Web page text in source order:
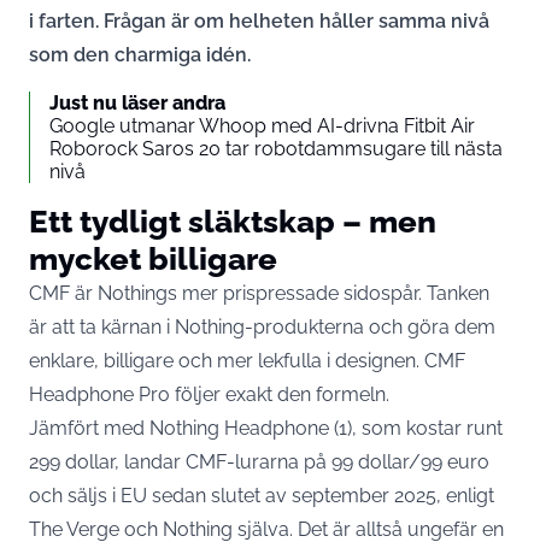
i farten. Frågan är om helheten håller samma nivå
som den charmiga idén.
Just nu läser andra
Google utmanar Whoop med AI-drivna Fitbit Air
Roborock Saros 20 tar robotdammsugare till nästa
nivå
Ett tydligt släktskap – men
mycket billigare
CMF är Nothings mer prispressade sidospår. Tanken
är att ta kärnan i Nothing-produkterna och göra dem
enklare, billigare och mer lekfulla i designen. CMF
Headphone Pro följer exakt den formeln.
Jämfört med Nothing Headphone (1), som kostar runt
299 dollar, landar CMF-lurarna på 99 dollar/99 euro
och säljs i EU sedan slutet av september 2025, enligt
The Verge och Nothing själva. Det är alltså ungefär en